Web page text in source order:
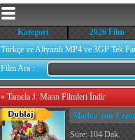
Kategori 2026 Film
Türkçe ve Altyazılı MP4 ve 3GP Tek
Film Ara :
» Tamela J. Mann Filmleri İndir
Madea' nin
Süre: 104 Dak.